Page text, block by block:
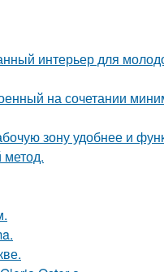
интерьер для
на сочетании
зону удобнее и
метод.